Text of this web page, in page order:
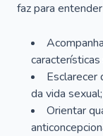
faz para
características
Esclarecer
da vida sexual;
Orientar